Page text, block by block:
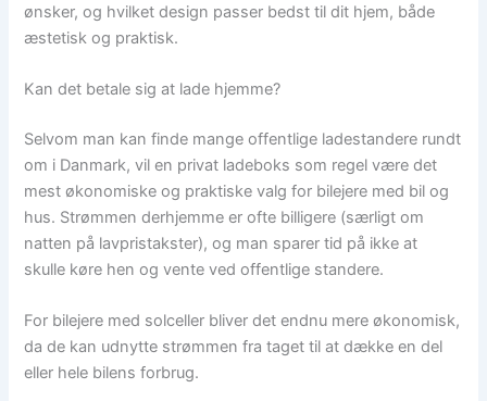
ønsker, og hvilket design passer bedst til dit hjem, både
æstetisk og praktisk.
Kan det betale sig at lade hjemme?
Selvom man kan finde mange offentlige ladestandere rundt
om i Danmark, vil en privat ladeboks som regel være det
mest økonomiske og praktiske valg for bilejere med bil og
hus. Strømmen derhjemme er ofte billigere (særligt om
natten på lavpristakster), og man sparer tid på ikke at
skulle køre hen og vente ved offentlige standere.
For bilejere med solceller bliver det endnu mere økonomisk,
da de kan udnytte strømmen fra taget til at dække en del
eller hele bilens forbrug.